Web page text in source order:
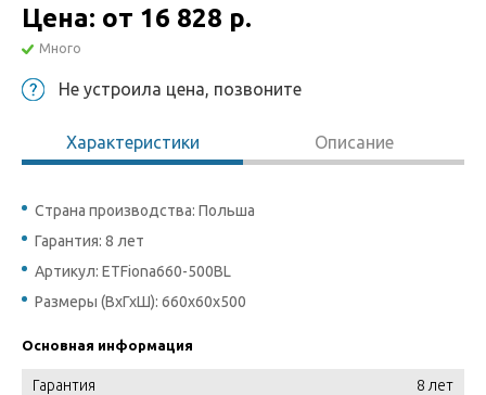
Цена: от 16 828 р.
Много
Не устроила цена, позвоните
Характеристики Описание
Страна производства: Польша
Гарантия: 8 лет
Артикул: ETFiona660-500BL
Размеры (ВхГхШ): 660x60х500
Основная информация
Гарантия 8 лет